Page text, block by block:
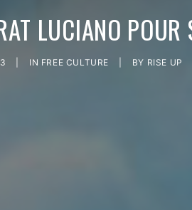
LUCIANO
IN FREE CULTURE BY RISE UP